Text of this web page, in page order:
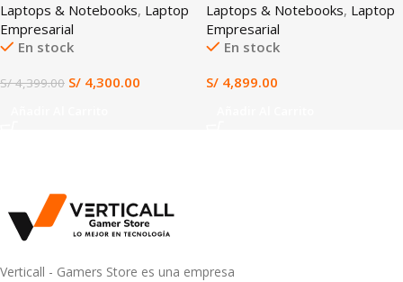
LPDDR5X, 1TB SSD, 14” OLED
Touch, Windows 11 Home,
Ideal para IA, Diseño y
Laptops & Notebooks, Laptop
Empresarial
En stock
S/4,399.00 S/ 4,300.00
SSD 14″ 2.8K OLED
TOUCHSCREEN WINDOWS 11
TECLADO ESPAÑOL
Laptops & Notebooks, Laptop
Empresarial
En stock
S/ 4,899.00
Verticall - Gamers Store es una empresa